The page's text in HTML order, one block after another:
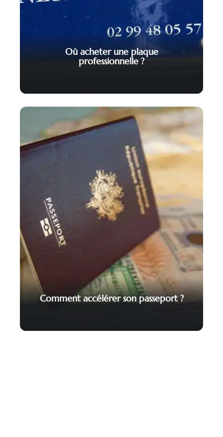
Où acheter une plaque
professionnelle ?
Comment accélérer son passeport ?